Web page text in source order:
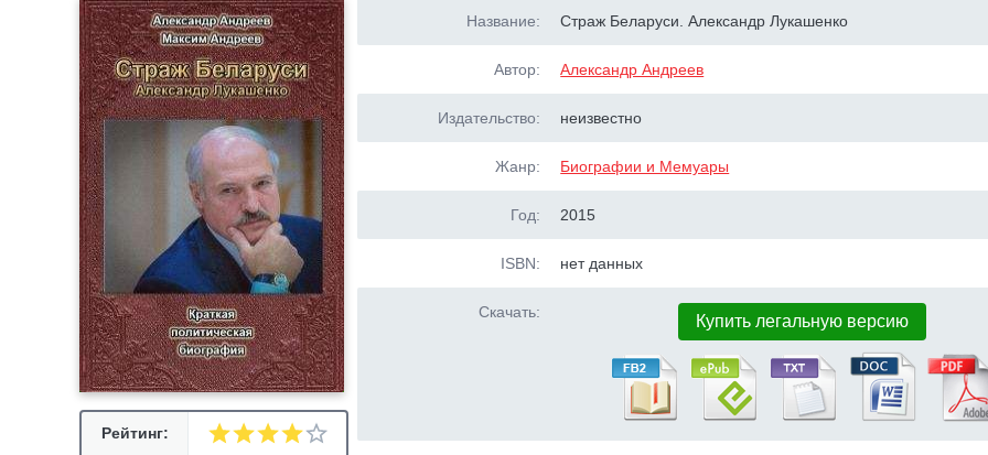
Рейтинг:
Название: Страж Беларуси. Александр Лукашенко
Автор: Александр Андреев
Издательство: неизвестно
Жанр: Биографии и Мемуары
Год: 2015
ISBN: нет данных
Скачать: Купить легальную версию